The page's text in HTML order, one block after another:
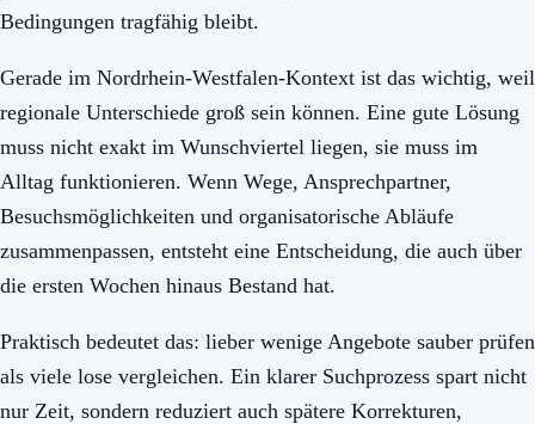
Bedingungen tragfähig bleibt.
Gerade im Nordrhein-Westfalen-Kontext ist das wichtig, weil
regionale Unterschiede groß sein können. Eine gute Lösung
muss nicht exakt im Wunschviertel liegen, sie muss im
Alltag funktionieren. Wenn Wege, Ansprechpartner,
Besuchsmöglichkeiten und organisatorische Abläufe
zusammenpassen, entsteht eine Entscheidung, die auch über
die ersten Wochen hinaus Bestand hat.
Praktisch bedeutet das: lieber wenige Angebote sauber prüfen
als viele lose vergleichen. Ein klarer Suchprozess spart nicht
nur Zeit, sondern reduziert auch spätere Korrekturen,